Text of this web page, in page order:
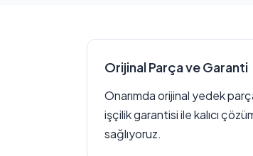
Orijinal Parça ve Garanti
Onarımda orijinal yedek
işçilik garantisi ile kalıcı
sağlıyoruz.